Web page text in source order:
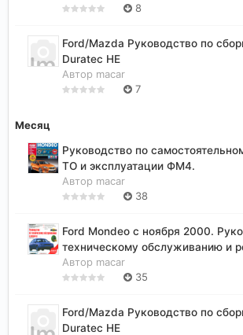
8
Ford/Mazda Руководство по
Duratec HE
Автор macar
7
Месяц
Руководство по
ТО и эксплуатации ФМ4.
Автор macar
38
Ford Mondeo с ноября 2000.
техническому обслуживанию и
Автор macar
35
Ford/Mazda Руководство по
Duratec HE